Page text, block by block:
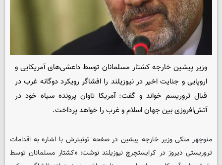
وزیر پیشین خارجه کشتار مسلمانان توسط داعشی‌های آمریکایی و
اروپایی و جنایت اخیر در نیوزیلند را افشاگر رویکرد دوگانه‌ غرب در
قبال تروریسم خواند و گفت: آمریکا تاوان پرونده سیاه خود در
آتش‌افروزی بین جهان اسلام و غرب را خواهد پرداخت.
منوچهر متکی وزیر خارجه پیشین در صفحه توئیترش با اشاره به اقدامات
تروریستی دیروز در کرایستچرچ نیوزیلند نوشت: «کشتار مسلمانان توسط